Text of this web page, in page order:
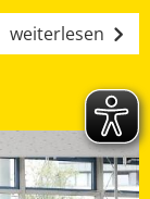
weiterlesen